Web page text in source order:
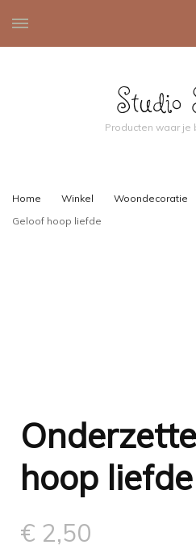
Studio
Producten waar je
Home Winkel Woondecoratie
Geloof hoop liefde
hoop liefde
€ 2,50